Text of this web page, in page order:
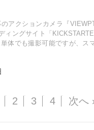
アクションカメラ『
ィングサイト「
体でも撮影可能ですが、ス
2 3 4 次へ